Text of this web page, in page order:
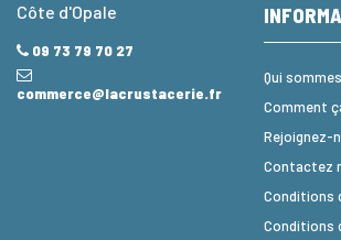
Côte d'Opale
09 73 79 70 27
commerce@lacrustacerie.fr
Qui
Comment
Rejoignez-
Contactez
Conditions
Conditions